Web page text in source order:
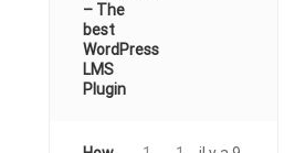
– The
best
WordPress
LMS
Plugin